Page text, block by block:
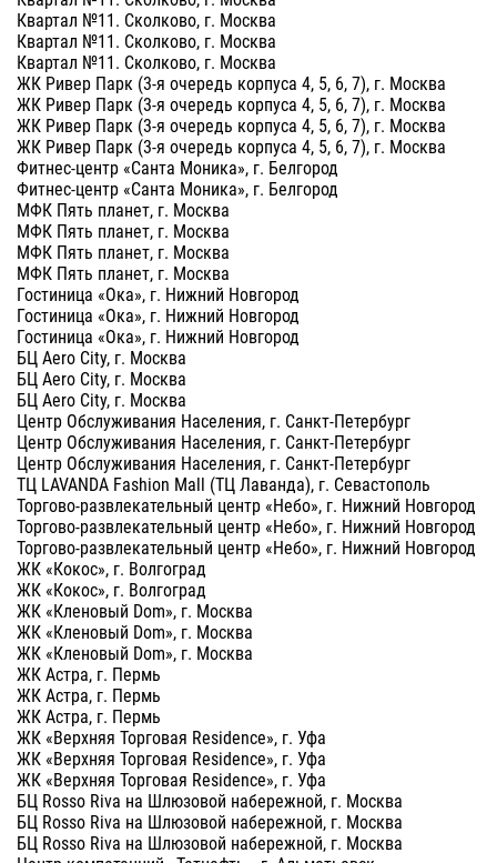
Квартал №11. Сколково, г. Москва
Квартал №11. Сколково, г. Москва
Квартал №11. Сколково, г. Москва
ЖК Ривер Парк (3-я очередь корпуса 4, 5, 6, 7), г. Москва
ЖК Ривер Парк (3-я очередь корпуса 4, 5, 6, 7), г. Москва
ЖК Ривер Парк (3-я очередь корпуса 4, 5, 6, 7), г. Москва
ЖК Ривер Парк (3-я очередь корпуса 4, 5, 6, 7), г. Москва
Фитнес-центр «Санта Моника», г. Белгород
Фитнес-центр «Санта Моника», г. Белгород
МФК Пять планет, г. Москва
МФК Пять планет, г. Москва
МФК Пять планет, г. Москва
МФК Пять планет, г. Москва
Гостиница «Ока», г. Нижний Новгород
Гостиница «Ока», г. Нижний Новгород
Гостиница «Ока», г. Нижний Новгород
БЦ Aero City, г. Москва
БЦ Aero City, г. Москва
БЦ Aero City, г. Москва
Центр Обслуживания Населения, г. Санкт-Петербург
Центр Обслуживания Населения, г. Санкт-Петербург
Центр Обслуживания Населения, г. Санкт-Петербург
ТЦ LAVANDA Fashion Mall (ТЦ Лаванда), г. Севастополь
Торгово-развлекательный центр «Небо», г. Нижний Новгород
Торгово-развлекательный центр «Небо», г. Нижний Новгород
Торгово-развлекательный центр «Небо», г. Нижний Новгород
ЖК «Кокос», г. Волгоград
ЖК «Кокос», г. Волгоград
ЖК «Кленовый Dom», г. Москва
ЖК «Кленовый Dom», г. Москва
ЖК «Кленовый Dom», г. Москва
ЖК Астра, г. Пермь
ЖК Астра, г. Пермь
ЖК Астра, г. Пермь
ЖК «Верхняя Торговая Residence», г. Уфа
ЖК «Верхняя Торговая Residence», г. Уфа
ЖК «Верхняя Торговая Residence», г. Уфа
БЦ Rosso Riva на Шлюзовой набережной, г. Москва
БЦ Rosso Riva на Шлюзовой набережной, г. Москва
БЦ Rosso Riva на Шлюзовой набережной, г. Москва